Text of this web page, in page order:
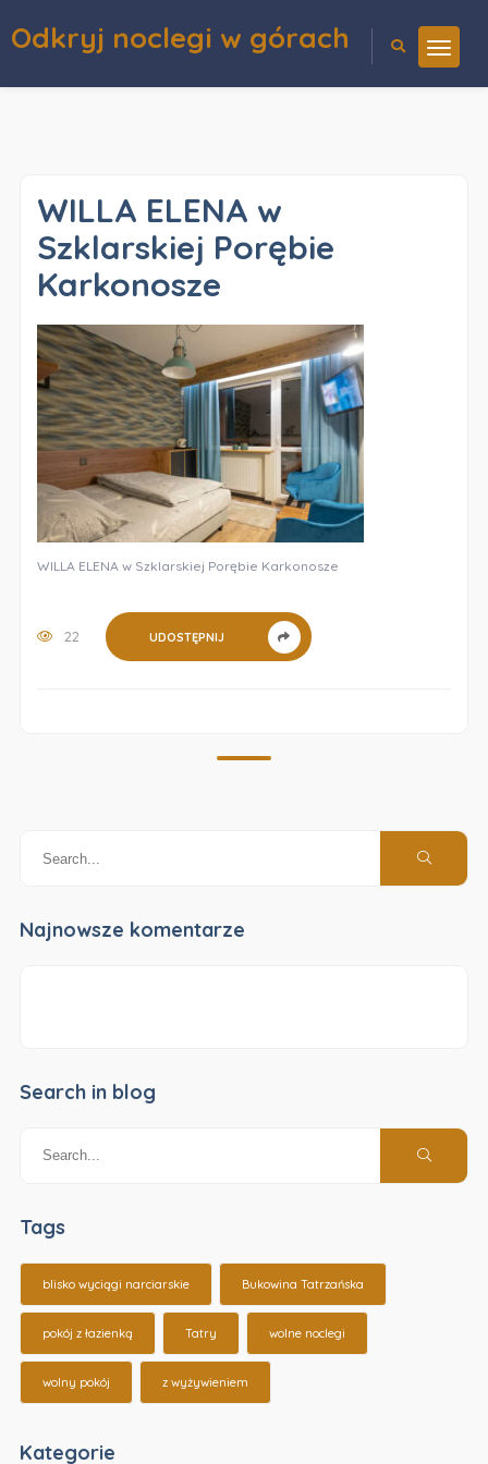
Odkryj noclegi w górach
WILLA ELENA w
Szklarskiej Porębie
Karkonosze
WILLA ELENA w Szklarskiej Porębie Karkonosze
22 UDOSTĘPNIJ
Najnowsze komentarze
Search in blog
Tags
blisko wyciągi narciarskie Bukowina Tatrzańska
pokój z łazienką Tatry wolne noclegi
wolny pokój z wyżywieniem
Kategorie